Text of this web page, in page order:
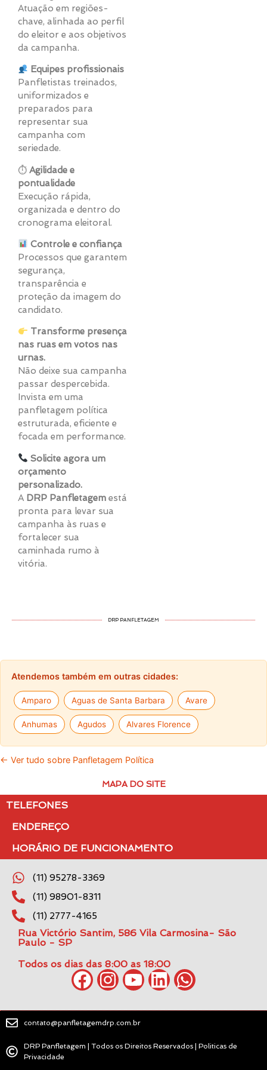
Atuação em regiões-
chave, alinhada ao perfil
do eleitor e aos objetivos
da campanha.
Equipes profissionais
Panfletistas treinados,
uniformizados e
preparados para
representar sua
campanha com
seriedade.
⏱ Agilidade e
pontualidade
Execução rápida,
organizada e dentro do
cronograma eleitoral.
Controle e confiança
Processos que garantem
segurança,
transparência e
proteção da imagem do
candidato.
Transforme presença
nas ruas em votos nas
urnas.
Não deixe sua campanha
passar despercebida.
Invista em uma
panfletagem política
estruturada, eficiente e
focada em performance.
Solicite agora um
orçamento
personalizado.
A DRP Panfletagem está
pronta para levar sua
campanha às ruas e
fortalecer sua
caminhada rumo à
vitória.
DRP PANFLETAGEM
Atendemos também em outras cidades:
Amparo Aguas de Santa Barbara Avare
Anhumas Agudos Alvares Florence
← Ver tudo sobre Panfletagem Política
MAPA DO SITE
TELEFONES
ENDEREÇO
HORÁRIO DE FUNCIONAMENTO
(11) 95278-3369
(11) 98901-8311
(11) 2777-4165
Rua Victório Santim, 586 Vila Carmosina- São
Paulo - SP
Todos os dias das 8:00 as 18:00
contato@panfletagemdrp.com.br
DRP Panfletagem | Todos os Direitos Reservados | Politicas de
Privacidade